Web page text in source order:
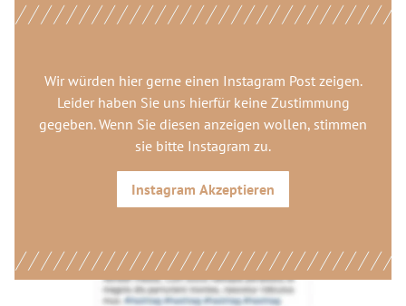
Wir würden hier gerne einen Instagram Postzeigen.
Leider haben Sie uns hierfür keine Zustimmung
gegeben. Wenn Sie diesen anzeigen wollen, stimmen
sie bitte Instagram zu.
Instagram Akzeptieren